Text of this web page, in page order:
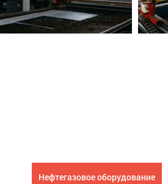
Нефтегазовое оборудование